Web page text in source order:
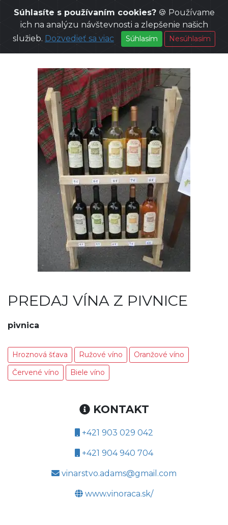
VÝROBCOVIA VINÁRSTVO ADAMS FAMILY
MIESTA PREDAJA PREDAJ VÍNA Z PIVNICE
PREDAJ VÍNA Z PIVNICE
pivnica
Hroznová šťava Ružové víno
Oranžové víno
Červené víno
Biele víno
KONTAKT
+421 903 029 042
+421 904 940 704
vinarstvo.adams@gmail.com
www.vinoraca.sk/
Súhlasíte s používaním cookies?🍪 Používame
ich na analýzu návštevnosti a zlepšenie našich
služieb. Dozvedieť sa viac Súhlasím Nesúhlasím